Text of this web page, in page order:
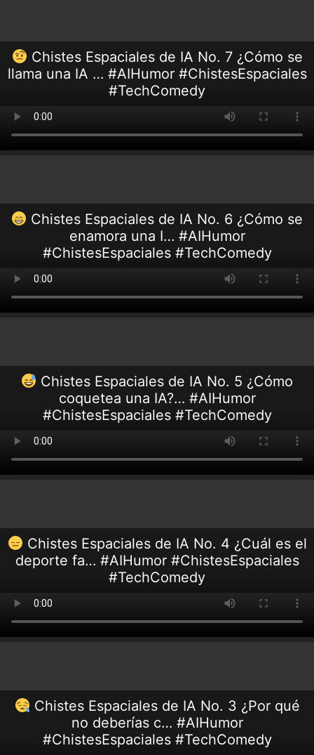
Chistes Espaciales de IA No. 7 ¿Cómo se
llama una IA … #AIHumor #ChistesEspaciales
#TechComedy
Chistes Espaciales de IA No. 6 ¿Cómo se
enamora una I… #AIHumor
#ChistesEspaciales #TechComedy
Chistes Espaciales de IA No. 5 ¿Cómo
coquetea una IA?… #AIHumor
#ChistesEspaciales #TechComedy
Chistes Espaciales de IA No. 4 ¿Cuál es el
deporte fa… #AIHumor #ChistesEspaciales
#TechComedy
Chistes Espaciales de IA No. 3 ¿Por qué
no deberías c… #AIHumor
#ChistesEspaciales #TechComedy